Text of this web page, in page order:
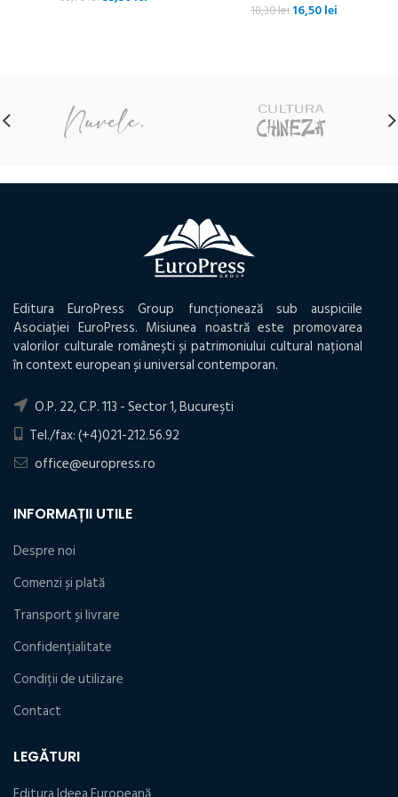
18,30lei Prețul
16,50lei
Editura EuroPress Group funcționează sub auspiciile
Asociației EuroPress. Misiunea noastră este promovarea
valorilor culturale românești și patrimoniului cultural național
în context european și universal contemporan.
O.P. 22, C.P. 113 - Sector 1, Bucureşti
Tel./fax: (+4)021-212.56.92
office@europress.ro
INFORMAȚII UTILE
Despre noi
Comenzi și plată
Transport și livrare
Confidențialitate
Condiţii de utilizare
Contact
LEGĂTURI